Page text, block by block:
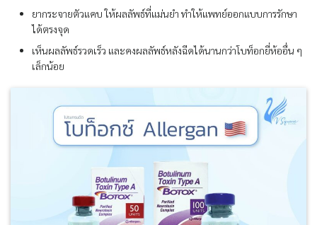
ยากระจายตัวแคบ ให้ผลลัพธ์ที่แม่นยำ ทำให้แพทย์ออกแบบการรักษา
ได้ตรงจุด
เห็นผลลัพธ์รวดเร็ว และคงผลลัพธ์หลังฉีดได้นานกว่าโบท็อกยี่ห้ออื่น ๆ
เล็กน้อย